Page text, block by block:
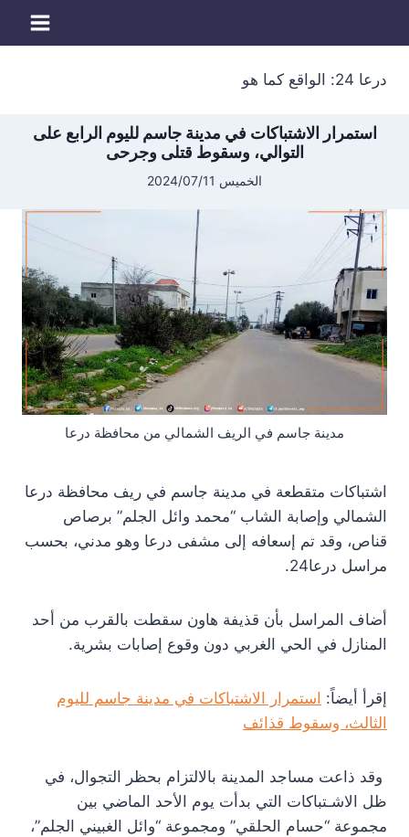
درعا 24: الواقع كما هو
استمرار الاشتباكات في مدينة جاسم لليوم الرابع على
التوالي، وسقوط قتلى وجرحى
الخميس 2024/07/11
مدينة جاسم في الريف الشمالي من محافظة درعا
اشتباكات متقطعة في مدينة جاسم في ريف محافظة درعا
الشمالي وإصابة الشاب “محمد وائل الجلم” برصاص
قناص، وقد تم إسعافه إلى مشفى درعا وهو مدني، بحسب
مراسل درعا24.
أضاف المراسل بأن قذيفة هاون سقطت بالقرب من أحد
المنازل في الحي الغربي دون وقوع إصابات بشرية.
إقرأ أيضاً: استمرار الاشتباكات في مدينة جاسم لليوم
الثالث، وسقوط قذائف
وقد ذاعت مساجد المدينة بالالتزام بحظر التجوال، في
ظل الاشـتباكات التي بدأت يوم الأحد الماضي بين
مجموعة “حسام الحلقي” ومجموعة “وائل الغبيني الجلم”،